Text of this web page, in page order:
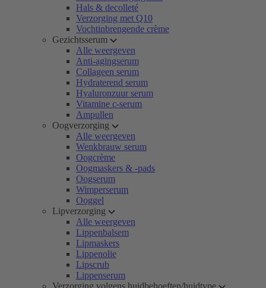
Hals & decolleté
Verzorging met Q10
Vochtinbrengende crème
Gezichtsserum
Alle weergeven
Anti-agingserum
Collageen serum
Hydraterend serum
Hyaluronzuur serum
Vitamine c-serum
Ampullen
Oogverzorging
Alle weergeven
Wenkbrauw serum
Oogcrème
Oogmaskers & -pads
Oogserum
Wimperserum
Ooggel
Lipverzorging
Alle weergeven
Lippenbalsem
Lipmaskers
Lippenolie
Lipscrub
Lippenserum
Verzorging volgens huidbehoeften/huidtype